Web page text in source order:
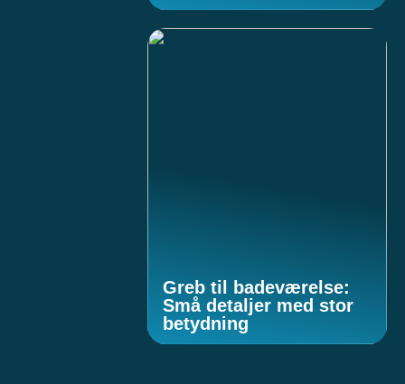
Greb til badeværelse:
Små detaljer med stor
betydning